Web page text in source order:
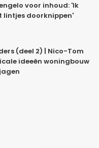
voor inhoud: 'Ik
lintjes doorknippen'
(deel 2) | Nico-Tom
ideeën woningbouw